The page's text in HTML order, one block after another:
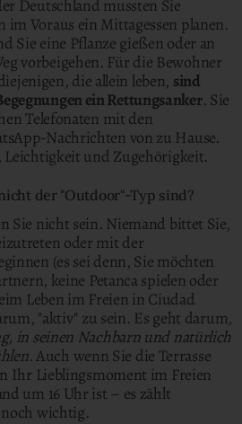
Deutschland mussten Sie
im Voraus ein Mittagessen planen.
Sie eine Pflanze gießen oder an
vorbeigehen. Für die Bewohner
die allein leben, sind
ein Rettungsanker. Sie
Telefonaten mit den
Nachrichten von zu Hause.
Leichtigkeit und Zugehörigkeit.
der "Outdoor"-Typ sind?
Sie nicht sein. Niemand bittet Sie,
oder mit der
(es sei denn, Sie möchten
keine Petanca spielen oder
Leben im Freien in Ciudad
"aktiv" zu sein. Es geht darum,
in seinen Nachbarn und natürlich
. Auch wenn Sie die Terrasse
Ihr Lieblingsmoment im Freien
um 16 Uhr ist – es zählt
wichtig.